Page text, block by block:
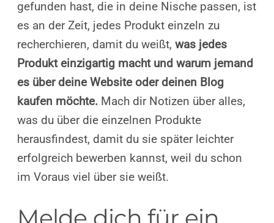
gefunden hast, die in deine Nische passen, ist
es an der Zeit, jedes Produkt einzeln zu
recherchieren, damit du weißt,was jedes
Produkt einzigartig macht und warum jemand
es über deine Website oder deinen Blog
kaufen möchte. Mach dir Notizen über alles,
was du über die einzelnen Produkte
herausfindest, damit du sie später leichter
erfolgreich bewerben kannst, weil du schon
im Voraus viel über sie weißt.